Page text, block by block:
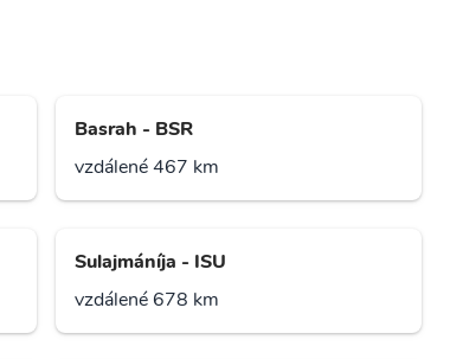
Basrah - BSR
vzdálené 467 km
Sulajmáníja - ISU
vzdálené 678 km